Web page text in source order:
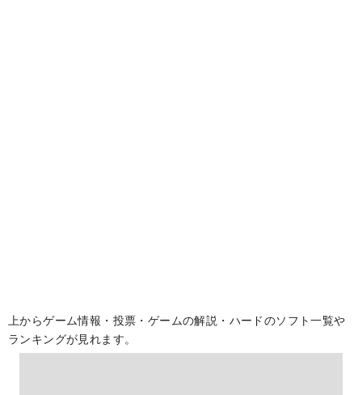
上からゲーム情報・投票・ゲームの解説・ハードのソフト一覧や
ランキングが見れます。